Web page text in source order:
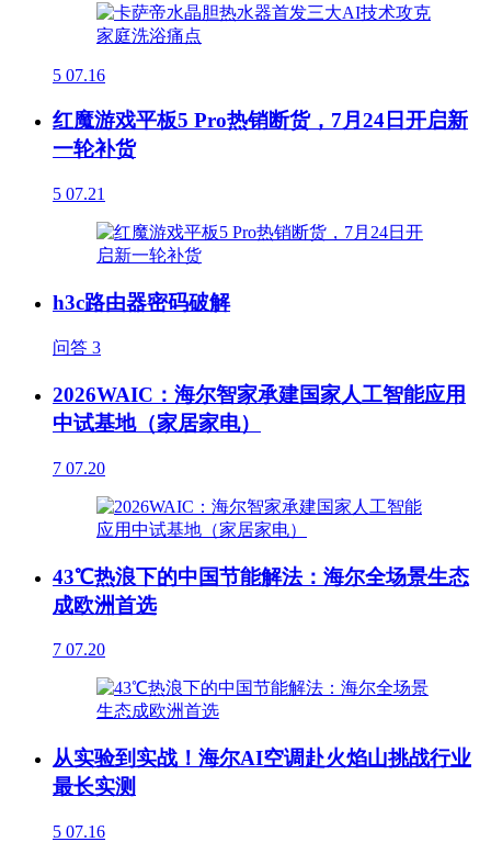
5 07.16
红魔游戏平板5 Pro热销断货，7月24日开启新
一轮补货
5 07.21
h3c路由器密码破解
问答 3
2026WAIC：海尔智家承建国家人工智能应用
中试基地（家居家电）
7 07.20
43℃热浪下的中国节能解法：海尔全场景生态
成欧洲首选
7 07.20
从实验到实战！海尔AI空调赴火焰山挑战行业
最长实测
5 07.16